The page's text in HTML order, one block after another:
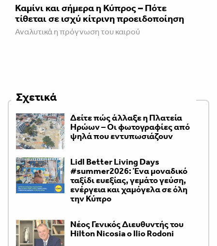
Καμίνι και σήμερα η Κύπρος – Πότε
τίθεται σε ισχύ κίτρινη προειδοποίηση
Αναλυτικά η πρόγνωση του καιρού
Σχετικά
Δείτε πώς άλλαξε η Πλατεία
Ηρώων – Οι φωτογραφίες από
ψηλά που εντυπωσιάζουν
Lidl Better Living Days
#summer2026: Ένα μοναδικό
ταξίδι ευεξίας, γεμάτο γεύση,
ενέργεια και χαμόγελα σε όλη
την Κύπρο
Νέος Γενικός Διευθυντής του
Hilton Nicosia ο Ilio Rodoni